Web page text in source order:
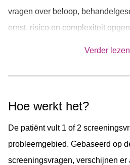
vragen over beloop,
ernst, risico en complexiteit
Verder lezen
Hoe werkt het?
De patiënt vult 1 of 2
probleemgebied. Gebaseerd op
screeningsvragen, verschijnen er